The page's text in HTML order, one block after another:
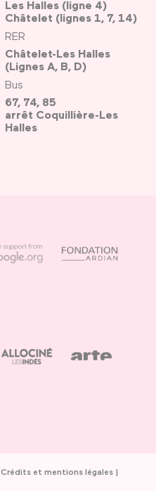
Les Halles (ligne 4)
Châtelet (lignes 1, 7, 14)
RER
Châtelet-Les Halles
(Lignes A, B, D)
Bus
67, 74, 85
arrêt Coquillière-Les
Halles
Crédits et mentions légales